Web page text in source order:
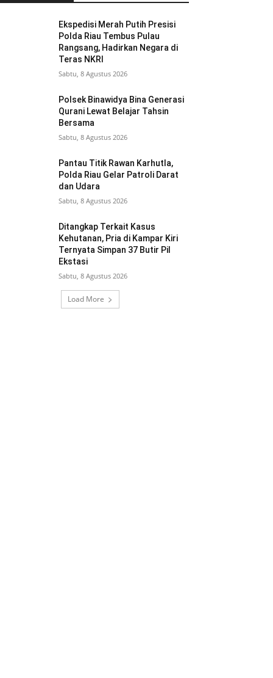
Ekspedisi Merah Putih Presisi
Polda Riau Tembus Pulau
Rangsang, Hadirkan Negara di
Teras NKRI
Sabtu, 8 Agustus 2026
Polsek Binawidya Bina Generasi
Qurani Lewat Belajar Tahsin
Bersama
Sabtu, 8 Agustus 2026
Pantau Titik Rawan Karhutla,
Polda Riau Gelar Patroli Darat
dan Udara
Sabtu, 8 Agustus 2026
Ditangkap Terkait Kasus
Kehutanan, Pria di Kampar Kiri
Ternyata Simpan 37 Butir Pil
Ekstasi
Sabtu, 8 Agustus 2026
Load More